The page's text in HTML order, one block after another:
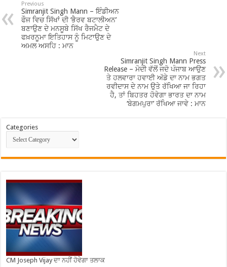
Previous
Simranjit Singh Mann – ਇੰਡੀਅਨ
ਫੌਜ ਵਿਚ ਸਿੱਖਾਂ ਦੀ ‘ਭੈਰਵ ਬਟਾਲੀਅਨ’
ਬਣਾਉਣ ਦੇ ਮਨਸੂਬੇ ਸਿੱਖ ਰੈਜਮੈਟ ਦੇ
ਫਖ਼ਰਨੂਮਾ ਇਤਿਹਾਸ ਨੂੰ ਮਿਟਾਉਣ ਦੇ
ਅਮਲ ਅਸਹਿ : ਮਾਨ
Next
Simranjit Singh Mann Press
Release – ਮੋਦੀ ਵੱਲੋਂ ਜਦੋ ਪੰਜਾਬ ਆਉਣ
ਤੇ ਹਲਵਾਰਾ ਹਵਾਈ ਅੱਡੇ ਦਾ ਨਾਮ ਭਗਤ
ਰਵੀਦਾਸ ਦੇ ਨਾਮ ਉਤੇ ਰੱਖਿਆ ਜਾ ਰਿਹਾ
ਹੈ, ਤਾਂ ਬਿਹਤਰ ਹੋਵੇਗਾ ਭਾਰਤ ਦਾ ਨਾਮ
‘ਬੇਗਮਪੁਰਾ’ ਰੱਖਿਆ ਜਾਵੇ : ਮਾਨ
Categories
CM Joseph Vijay ਦਾ ਨਹੀਂ ਹੋਵੇਗਾ ਤਲਾਕ